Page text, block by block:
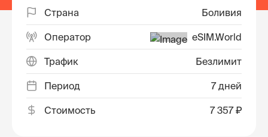
Страна Боливия
Оператор eSIM.World
Трафик Безлимит
Период 7 дней
Стоимость 7 357 ₽